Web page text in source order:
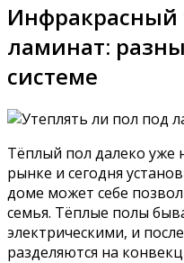
Инфракрасный
ламинат:
системе
Тёплый пол далеко уже
рынке и сегодня
доме может себе
семья. Тёплые полы
электрическими, и
разделяются на